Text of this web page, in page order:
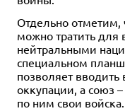
Отдельно отметим,
можно тратить для
нейтральными
специальном
позволяет
оккупации, а союз
по ним свои войска.